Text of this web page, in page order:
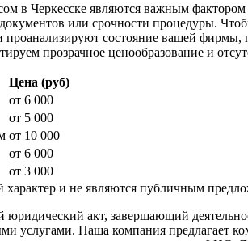
Черкесске являются важным фактором
или срочности процедуры.
состояние вашей фирмы,
прозрачное ценообразование и
Цена (руб)
от 6 000
от 5 000
от 10 000
от 6 000
от 3 000
характер и не являются публичным
акт, завершающий
услугами. Наша компания предлагает